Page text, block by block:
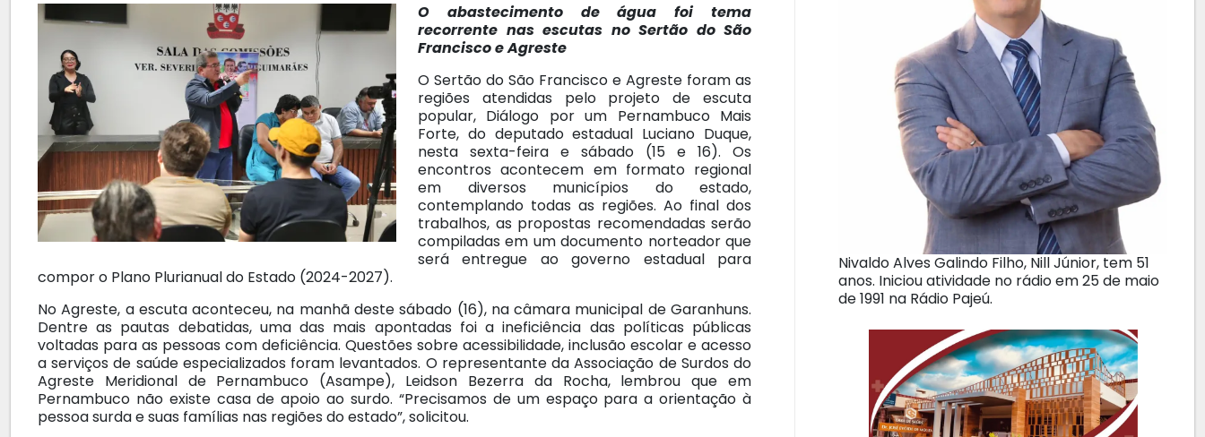
O abastecimento de água foi tema
recorrente nas escutas no Sertão do São
Francisco e Agreste
O Sertão do São Francisco e Agreste foram as
regiões atendidas pelo projeto de escuta
popular, Diálogo por um Pernambuco Mais
Forte, do deputado estadual Luciano Duque,
nesta sexta-feira e sábado (15 e 16). Os
encontros acontecem em formato regional
em diversos municípios do estado,
contemplando todas as regiões. Ao final dos
trabalhos, as propostas recomendadas serão
compiladas em um documento norteador que
será entregue ao governo estadual para
compor o Plano Plurianual do Estado (2024-2027).
No Agreste, a escuta aconteceu, na manhã deste sábado (16), na câmara municipal de Garanhuns.
Dentre as pautas debatidas, uma das mais apontadas foi a ineficiência das políticas públicas
voltadas para as pessoas com deficiência. Questões sobre acessibilidade, inclusão escolar e acesso
a serviços de saúde especializados foram levantados. O representante da Associação de Surdos do
Agreste Meridional de Pernambuco (Asampe), Leidson Bezerra da Rocha, lembrou que em
Pernambuco não existe casa de apoio ao surdo. “Precisamos de um espaço para a orientação à
pessoa surda e suas famílias nas regiões do estado”, solicitou.
Nivaldo Alves Galindo Filho, Nill Júnior, tem 51
anos. Iniciou atividade no rádio em 25 de maio
de 1991 na Rádio Pajeú.